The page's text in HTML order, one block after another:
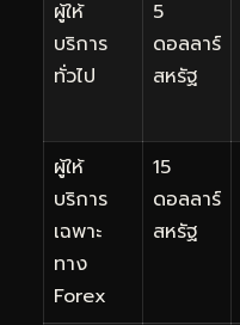
ผู้ให้
บริการ
ทั่วไป
5
ดอลลาร์
สหรัฐ
ผู้ให้
บริการ
เฉพาะ
ทาง
Forex
15
ดอลลาร์
สหรัฐ